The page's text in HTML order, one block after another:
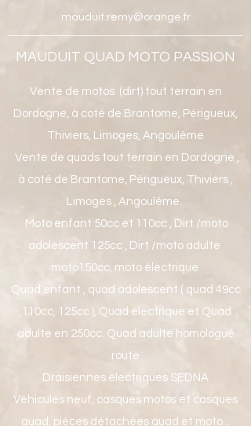
MAUDUIT QUAD MOTO PASSION
Vente de motos (dirt) tout terrain en
Dordogne, à coté de Brantome, Périgueux,
Thiviers, Limoges, Angoulême
Vente de quads tout terrain en Dordogne ,
à coté de Brantome, Périgueux, Thiviers ,
Limoges , Angoulême.
Moto enfant 50cc et 110cc , Dirt /moto
adolescent 125cc , Dirt /moto adulte
moto150cc, moto électrique
Quad enfant , quad adolescent ( quad 49cc
,110cc, 125cc ), Quad électrique et Quad
adulte en 250cc. Quad adulte homologué
route
Draisiennes électriques SEDNA
Véhicules neuf, casques motos et casques
quad, pièces détachées quad et moto...
mauduit.remy@orange.fr